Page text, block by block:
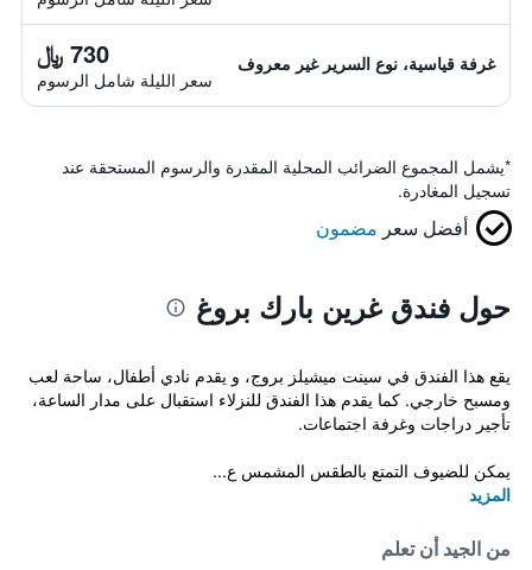
غرفة قياسية، نوع السرير غير معروف 730 ﷼
سعر الليلة شامل الرسوم
*يشمل المجموع الضرائب المحلية المقدرة والرسوم المستحقة عند
تسجيل المغادرة.
أفضل سعر مضمون
حول فندق غرين بارك بروغ
يقع هذا الفندق في سينت ميشيلز بروج، و يقدم نادي أطفال، ساحة لعب
ومسبح خارجي. كما يقدم هذا الفندق للنزلاء استقبال على مدار الساعة،
تأجير دراجات وغرفة اجتماعات.
يمكن للضيوف التمتع بالطقس المشمس ع...
المزيد
من الجيد أن تعلم